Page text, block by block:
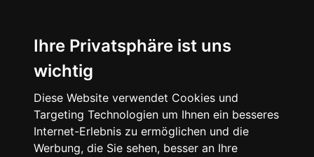
Ihre Privatsphäre ist uns
wichtig
Diese Website verwendet Cookies und
Targeting Technologien um Ihnen ein besseres
Internet-Erlebnis zu ermöglichen und die
Werbung, die Sie sehen, besser an Ihre